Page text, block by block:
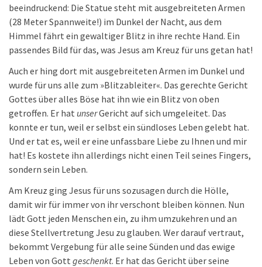
beeindruckend: Die Statue steht mit ausgebreiteten Armen
(28 Meter Spannweite!) im Dunkel der Nacht, aus dem
Himmel fährt ein gewaltiger Blitz in ihre rechte Hand. Ein
passendes Bild für das, was Jesus am Kreuz für uns getan hat!
Auch er hing dort mit ausgebreiteten Armen im Dunkel und
wurde für uns alle zum »Blitzableiter«. Das gerechte Gericht
Gottes über alles Böse hat ihn wie ein Blitz von oben
getroffen. Er hat unserGericht auf sich umgeleitet. Das
konnte er tun, weil er selbst ein sündloses Leben gelebt hat.
Und er tat es, weil er eine unfassbare Liebe zu Ihnen und mir
hat! Es kostete ihn allerdings nicht einen Teil seines Fingers,
sondern sein Leben.
Am Kreuz ging Jesus für uns sozusagen durch die Hölle,
damit wir für immer von ihr verschont bleiben können. Nun
lädt Gott jeden Menschen ein, zu ihm umzukehren und an
diese Stellvertretung Jesu zu glauben. Wer darauf vertraut,
bekommt Vergebung für alle seine Sünden und das ewige
Leben von Gott geschenkt. Er hat das Gericht über seine